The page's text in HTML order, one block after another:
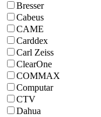
Bresser
Cabeus
CAME
Carddex
Carl Zeiss
ClearOne
COMMAX
Computar
CTV
Dahua